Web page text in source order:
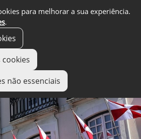
para melhorar a sua experiência.
.
não essenciais